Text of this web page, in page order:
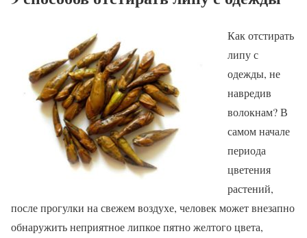
Как отстирать
липу с
одежды, не
навредив
волокнам? В
самом начале
периода
цветения
растений,
после прогулки на свежем воздухе, человек может внезапно
обнаружить неприятное липкое пятно желтого цвета,